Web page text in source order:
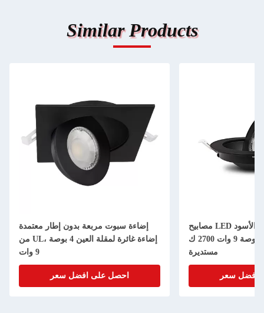
Similar Products
إضاءة سبوت مربعة بدون إطار معتمدة
من UL، إضاءة غائرة لمقلة العين 4 بوصة
9 وات
احصل على افضل سعر
مصابيح LED عاكسة للضوء باللون الأسود
غير اللامع مقاس 3.5 بوصة 9 وات 2700 ك
مستديرة
افضل سعر